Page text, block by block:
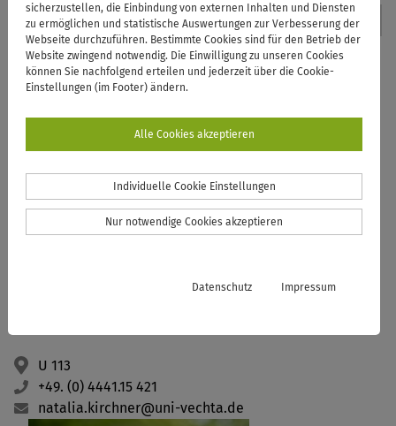
sicherzustellen, die Einbindung von externen Inhalten und Diensten
zu ermöglichen und statistische Auswertungen zur Verbesserung der
Webseite durchzuführen. Bestimmte Cookies sind für den Betrieb der
Website zwingend notwendig. Die Einwilligung zu unseren Cookies
können Sie nachfolgend erteilen und jederzeit über die Cookie-
Einstellungen (im Footer) ändern.
Alle Cookies akzeptieren
Individuelle Cookie Einstellungen
Nur notwendige Cookies akzeptieren
Datenschutz Impressum
Geographie
Natalia Kirchner
Kontakt
Universität Vechta
Fakultät II - Geographie
D-49364 Vechta
U 113
+49. (0) 4441.15 421
natalia.kirchner@uni-vechta.de